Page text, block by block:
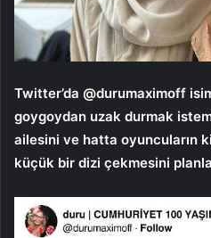
Twitter’da @durumaximoff
goygoydan uzak durmak
ailesini ve hatta oyuncuların
küçük bir dizi çekmesini